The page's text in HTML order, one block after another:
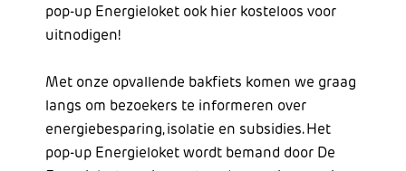
pop-up Energieloket ook hier kosteloos voor
uitnodigen!
Met onze opvallende bakfiets komen we graag
langs om bezoekers te informeren over
energiebesparing, isolatie en subsidies. Het
pop-up Energieloket wordt bemand door De